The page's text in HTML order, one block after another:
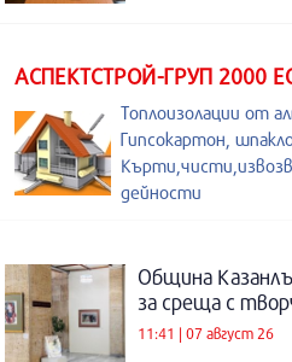
АСПЕКТСТРОЙ-ГРУП 2000
Топлоизолации от
Гипсокартон,
дейности
Община
за среща с
11:41 | 07 август 26